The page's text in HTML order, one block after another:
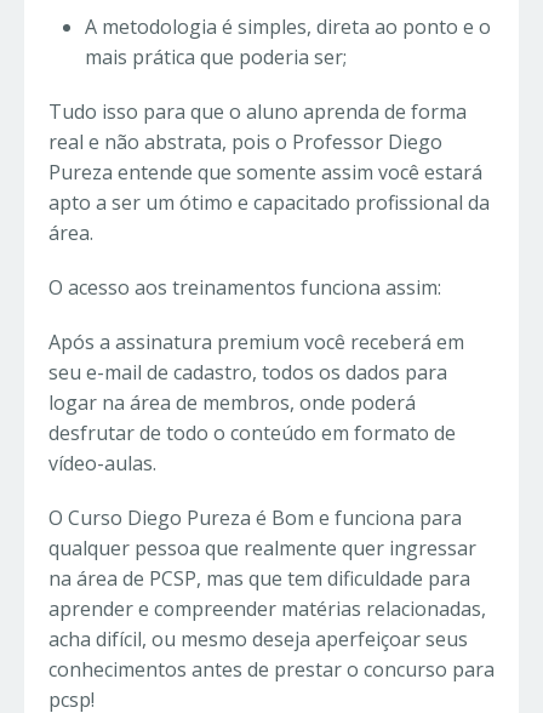
A metodologia é simples, direta ao ponto e o
mais prática que poderia ser;
Tudo isso para que o aluno aprenda de forma
real e não abstrata, pois o Professor Diego
Pureza entende que somente assim você estará
apto a ser um ótimo e capacitado profissional da
área.
O acesso aos treinamentos funciona assim:
Após a assinatura premium você receberá em
seu e-mail de cadastro, todos os dados para
logar na área de membros, onde poderá
desfrutar de todo o conteúdo em formato de
vídeo-aulas.
O Curso Diego Pureza é Bom e funciona para
qualquer pessoa que realmente quer ingressar
na área de PCSP, mas que tem dificuldade para
aprender e compreender matérias relacionadas,
acha difícil, ou mesmo deseja aperfeiçoar seus
conhecimentos antes de prestar o concurso para
pcsp!